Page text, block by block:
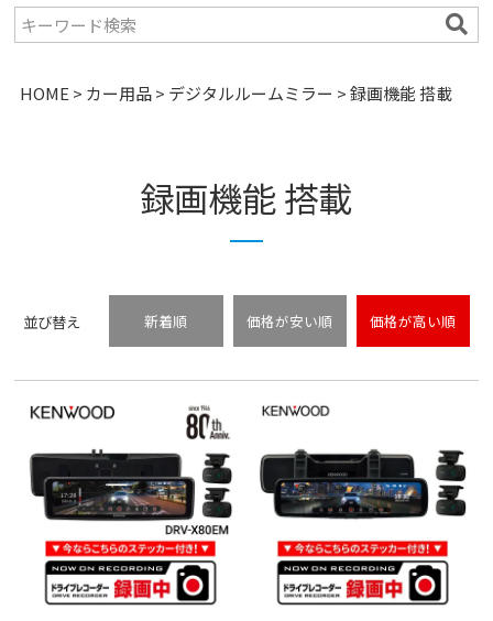
HOME カー用品 デジタルルームミラー 録画機能 搭載
録画機能 搭載
並び替え 新着順 価格が安い順 価格が高い順